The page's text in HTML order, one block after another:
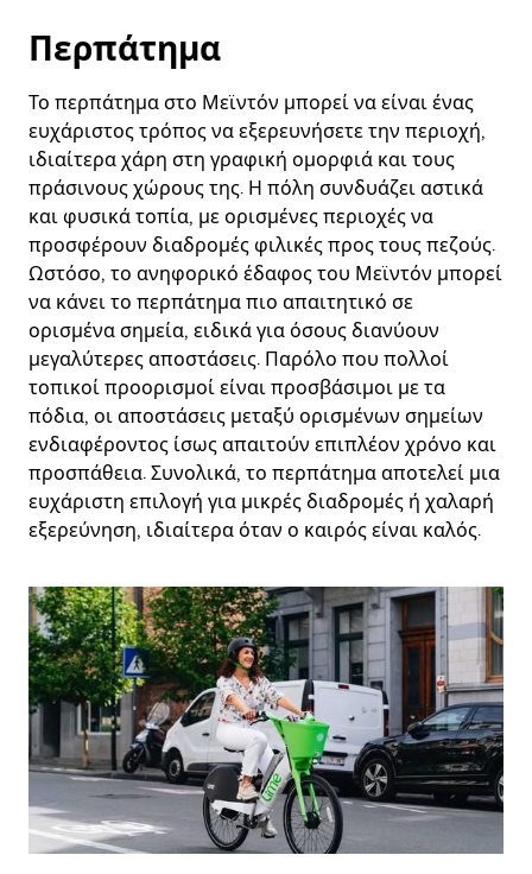
Περπάτημα
Το περπάτημα στο Μεϊντόν μπορεί να είναι ένας
ευχάριστος τρόπος να εξερευνήσετε την περιοχή,
ιδιαίτερα χάρη στη γραφική ομορφιά και τους
πράσινους χώρους της. Η πόλη συνδυάζει αστικά
και φυσικά τοπία, με ορισμένες περιοχές να
προσφέρουν διαδρομές φιλικές προς τους πεζούς.
Ωστόσο, το ανηφορικό έδαφος του Μεϊντόν μπορεί
να κάνει το περπάτημα πιο απαιτητικό σε
ορισμένα σημεία, ειδικά για όσους διανύουν
μεγαλύτερες αποστάσεις. Παρόλο που πολλοί
τοπικοί προορισμοί είναι προσβάσιμοι με τα
πόδια, οι αποστάσεις μεταξύ ορισμένων σημείων
ενδιαφέροντος ίσως απαιτούν επιπλέον χρόνο και
προσπάθεια. Συνολικά, το περπάτημα αποτελεί μια
ευχάριστη επιλογή για μικρές διαδρομές ή χαλαρή
εξερεύνηση, ιδιαίτερα όταν ο καιρός είναι καλός.